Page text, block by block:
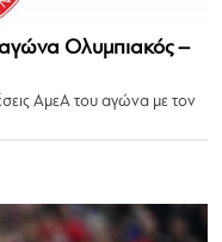
Ολυμπιακός –
ΑμεΑ του αγώνα με τον